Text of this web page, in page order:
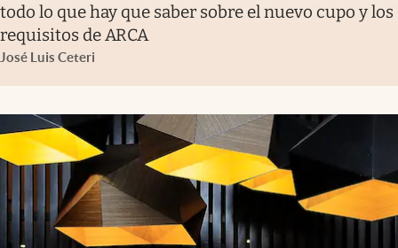
todo lo que hay que saber sobre el nuevo cupo y los
requisitos de ARCA
José Luis Ceteri